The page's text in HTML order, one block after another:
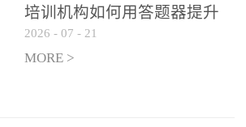
务，
秒，完
，避
无论
培训机构如何用答题器提升
学生专注度
2026 - 07 - 21
MORE >